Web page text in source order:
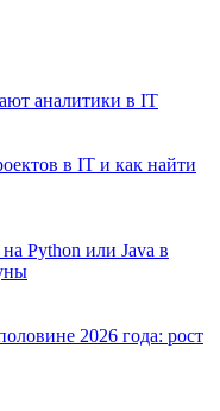
аналитики в IT
в IT и как найти
Python или Java в
2026 года: рост